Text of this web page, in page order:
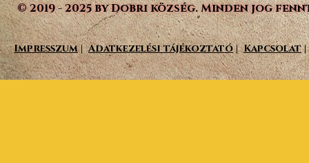
© 2019 - 2025 by Dobri község. Minden jog
Impresszum|Adatkezelési tájékoztató|Kapcsolat|